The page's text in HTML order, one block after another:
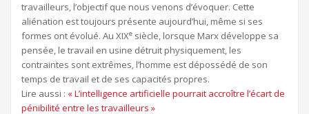
travailleurs, l’objectif que nous venons d’évoquer. Cette
aliénation est toujours présente aujourd’hui, même si ses
formes ont évolué. Au XIXe siècle, lorsque Marx développe sa
pensée, le travail en usine détruit physiquement, les
contraintes sont extrêmes, l’homme est dépossédé de son
temps de travail et de ses capacités propres.
Lire aussi : Article
réservé
« L’intelligence artificielle pourrait accroître l’écart de
pénibilité entre les travailleurs »